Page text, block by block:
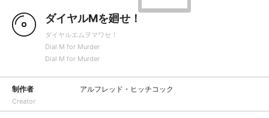
ダイヤルMを廻せ！
ダイヤルエムヲマワセ！
Dial M for Murder
Dial M for Murder
制作者
Creator
アルフレッド・ヒッチコック